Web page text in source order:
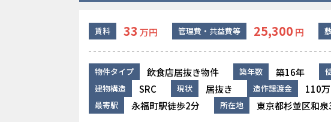
賃料 33 万円 管理費・共益費等 25,300 円
物件タイプ 飲食店居抜き物件 築年数 築16年
建物構造 SRC 現状 居抜き 造作譲渡金 110
最寄駅 永福町駅徒歩2分 所在地 東京都杉並区和